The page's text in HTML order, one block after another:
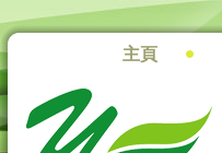
主頁